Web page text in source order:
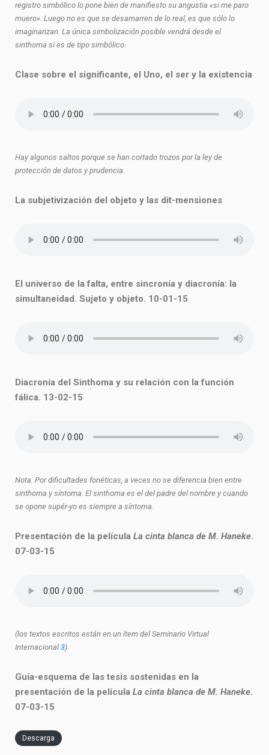
registro simbólico lo pone bien de manifiesto su angustia «si me paro
muero». Luego no es que se desamarren de lo real, es que sólo lo
imaginarizan. La única simbolización posible vendrá desde el
sinthoma si es de tipo simbólico.
Clase sobre el significante, el Uno, el ser y la existencia
Hay algunos saltos porque se han cortado trozos por la ley de
protección de datos y prudencia.
La subjetivización del objeto y las dit-mensiones
El universo de la falta, entre sincronía y diacronía: la
simultaneidad. Sujeto y objeto. 10-01-15
Diacronía del Sinthoma y su relación con la función
fálica. 13-02-15
Nota. Por dificultades fonéticas, a veces no se diferencia bien entre
sinthoma y síntoma. El sinthoma es el del padre del nombre y cuando
se opone supér-yo es siempre a síntoma.
Presentación de la película La cinta blanca de M. Haneke.
07-03-15
(los textos escritos están en un ítem del Seminario Virtual
Internacional 3)
Guía-esquema de las tesis sostenidas en la
presentación de la película La cinta blanca de M. Haneke.
07-03-15
Descarga